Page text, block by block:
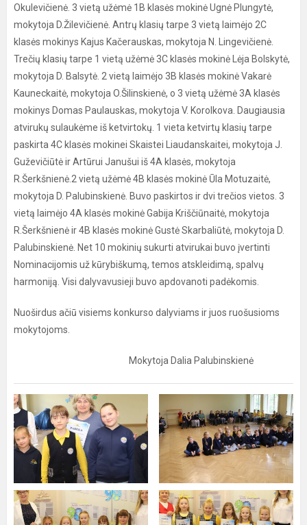
Okulevičienė. 3 vietą užėmė 1B klasės mokinė Ugnė Plungytė,
mokytoja D.Žilevičienė. Antrų klasių tarpe 3 vietą laimėjo 2C
klasės mokinys Kajus Kačerauskas, mokytoja N. Lingevičienė.
Trečių klasių tarpe 1 vietą užėmė 3C klasės mokinė Lėja Bolskytė,
mokytoja D. Balsytė. 2 vietą laimėjo 3B klasės mokinė Vakarė
Kauneckaitė, mokytoja O.Šilinskienė, o 3 vietą užėmė 3A klasės
mokinys Domas Paulauskas, mokytoja V. Korolkova. Daugiausia
atvirukų sulaukėme iš ketvirtokų. 1 vieta ketvirtų klasių tarpe
paskirta 4C klasės mokinei Skaistei Liaudanskaitei, mokytoja J.
Guževičiūtė ir Artūrui Janušui iš 4A klasės, mokytoja
R.Šerkšnienė.2 vietą užėmė 4B klasės mokinė Ūla Motuzaitė,
mokytoja D. Palubinskienė. Buvo paskirtos ir dvi trečios vietos. 3
vietą laimėjo 4A klasės mokinė Gabija Kriščiūnaitė, mokytoja
R.Šerkšnienė ir 4B klasės mokinė Gustė Skarbaliūtė, mokytoja D.
Palubinskienė. Net 10 mokinių sukurti atvirukai buvo įvertinti
Nominacijomis už kūrybiškumą, temos atskleidimą, spalvų
harmoniją. Visi dalyvavusieji buvo apdovanoti padėkomis.
Nuoširdus ačiū visiems konkurso dalyviams ir juos ruošusioms
mokytojoms.
Mokytoja Dalia Palubinskienė